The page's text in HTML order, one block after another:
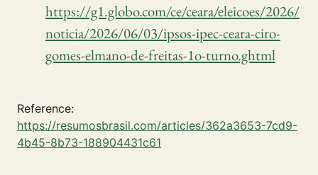
https://g1.globo.com/ce/ceara/eleicoes/2026/
noticia/2026/06/03/ipsos-ipec-ceara-ciro-
gomes-elmano-de-freitas-1o-turno.ghtml
Reference:
https://resumosbrasil.com/articles/362a3653-7cd9-
4b45-8b73-188904431c61